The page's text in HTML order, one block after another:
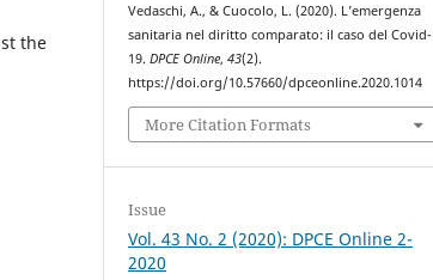
the
Vedaschi, A., & Cuocolo, L. (2020). L’emergenza
sanitaria nel diritto comparato: il caso del Covid-
19.DPCE Online,43(2).
https://doi.org/10.57660/dpceonline.2020.1014
More Citation Formats
Issue
Vol. 43 No. 2 (2020): DPCE Online 2-
2020